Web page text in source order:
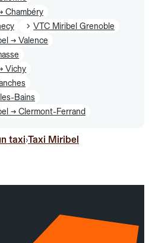
Chambéry
VTC Miribel Grenoble
→ Valence
Vichy
Bains
→ Clermont-Ferrand
taxi›Taxi Miribel